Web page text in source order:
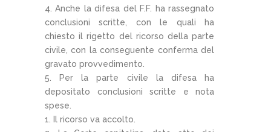
4. Anche la difesa del F.F. ha rassegnato
conclusioni scritte, con le quali ha
chiesto il rigetto del ricorso della parte
civile, con la conseguente conferma del
gravato provvedimento.
5. Per la parte civile la difesa ha
depositato conclusioni scritte e nota
spese.
1. Il ricorso va accolto.